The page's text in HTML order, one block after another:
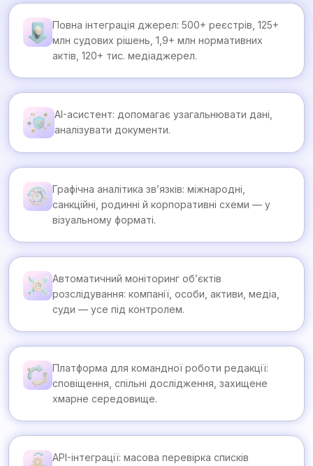
Повна інтеграція джерел: 500+ реєстрів, 125+
млн судових рішень, 1,9+ млн нормативних
актів, 120+ тис. медіаджерел.
AI-асистент: допомагає узагальнювати дані,
аналізувати документи.
Графічна аналітика зв’язків: міжнародні,
санкційні, родинні й корпоративні схеми — у
візуальному форматі.
Автоматичний моніторинг об’єктів
розслідування: компанії, особи, активи, медіа,
суди — усе під контролем.
Платформа для командної роботи редакції:
сповіщення, спільні дослідження, захищене
хмарне середовище.
API-інтеграції: масова перевірка списків